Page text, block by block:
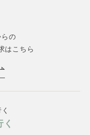
らの
はこちら